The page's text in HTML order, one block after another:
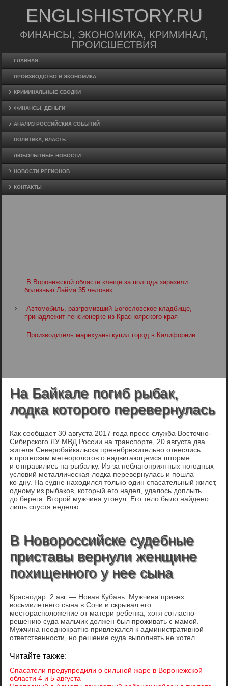
ENGLISHISTORY.RU
ФИНАНСЫ, ЭКОНОМИКА, КРИМИНАЛ,
ПРОИСШЕСТВИЯ
ГЛАВНАЯ
ПРОИЗВΟДСТВО И ЭКОНОМИКА
КРИМИНАЛЬНЫЕ СВОДКИ
ФИНАНСЫ, ДЕНЬГИ
АНАЛИЗ РОССИЙСКИХ СОБЫТИЙ
ПОЛИТИКА, ВЛАСТЬ
ЛЮБОПЫТНЫЕ НОВОСТИ
НОВОСТИ РЕГИОНОВ
КОНТАКТЫ
В Воронежской области клещи за полгода заразили
болезнью Лайма 35 человек
Автомобиль, разгромивший Богословское кладбище,
принадлежит пенсионерке из Красноярского края
Производитель марихуаны купил город в Калифорнии
На Байкале погиб рыбак,
лодка которого перевернулась
Как сообщает 30 августа 2017 года пресс-служба Восточно-
Сибирского ЛУ МВД России на транспорте, 20 августа два
жителя Северобайкальска пренебрежительно отнеслись
к прогнозам метеорологов о надвигающемся шторме
и отправились на рыбалку. Из-за неблагоприятных погодных
условий металлическая лодка перевернулась и пошла
ко дну. На судне находился только один спасательный жилет,
одному из рыбаков, который его надел, удалось доплыть
до берега. Второй мужчина утонул. Его тело было найдено
лишь спустя неделю.
В Новороссийске судебные
приставы вернули женщине
похищенного у нее сына
Краснодар. 2 авг. — Новая Кубань. Мужчина привез
восьмилетнего сына в Сочи и скрывал его
месторасположение от матери ребенка, хотя согласно
решению суда мальчик должен был проживать с мамой.
Мужчина неоднократно привлекался к административной
ответственности, но решение суда выполнять не хотел.
Читайте также:
Спасатели предупредили о сильной жаре в Воронежской
области 4 и 5 августа